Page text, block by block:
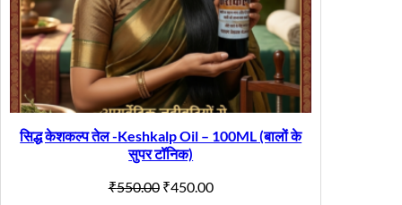
सिद्ध केशकल्प तेल -Keshkalp Oil – 100ML (बालों के
सुपर टॉनिक)
₹550.00 Original
₹450.00Current